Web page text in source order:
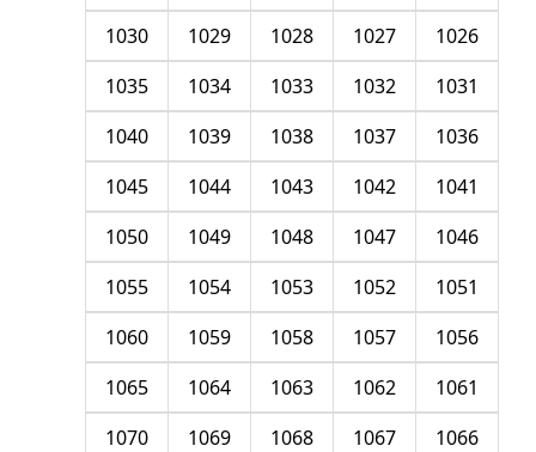
1026
1027
1028
1029
1030
1031
1032
1033
1034
1035
1036
1037
1038
1039
1040
1041
1042
1043
1044
1045
1046
1047
1048
1049
1050
1051
1052
1053
1054
1055
1056
1057
1058
1059
1060
1061
1062
1063
1064
1065
1066
1067
1068
1069
1070